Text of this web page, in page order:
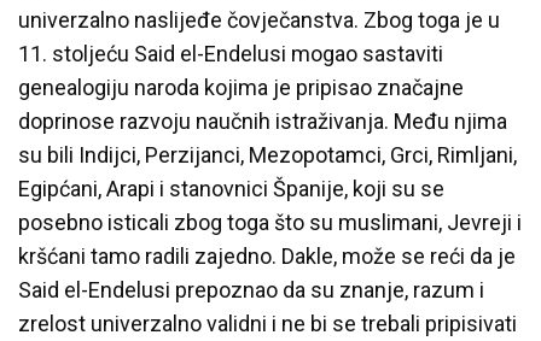
univerzalno naslijeđe čovječanstva. Zbog toga je u
11. stoljeću Said el-Endelusi mogao sastaviti
genealogiju naroda kojima je pripisao značajne
doprinose razvoju naučnih istraživanja. Među njima
su bili Indijci, Perzijanci, Mezopotamci, Grci, Rimljani,
Egipćani, Arapi i stanovnici Španije, koji su se
posebno isticali zbog toga što su muslimani, Jevreji i
kršćani tamo radili zajedno. Dakle, može se reći da je
Said el-Endelusi prepoznao da su znanje, razum i
zrelost univerzalno validni i ne bi se trebali pripisivati